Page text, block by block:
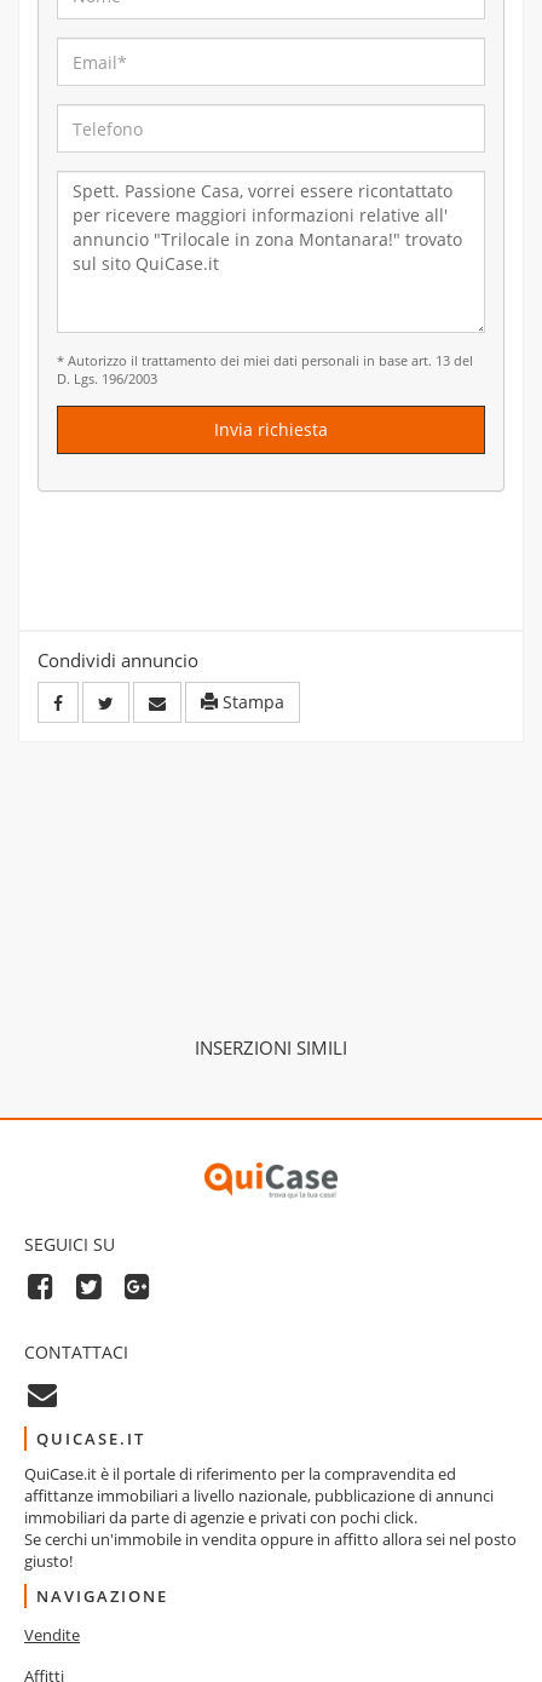
* Autorizzo il trattamento dei miei dati personali in base art. 13 del
D. Lgs. 196/2003
Invia richiesta
Condividi annuncio
Stampa
INSERZIONI SIMILI
SEGUICI SU
CONTATTACI
QUICASE.IT
QuiCase.it è il portale di riferimento per la compravendita ed
affittanze immobiliari a livello nazionale, pubblicazione di annunci
immobiliari da parte di agenzie e privati con pochi click.
Se cerchi un'immobile in vendita oppure in affitto allora sei nel posto
giusto!
NAVIGAZIONE
Vendite
Affitti